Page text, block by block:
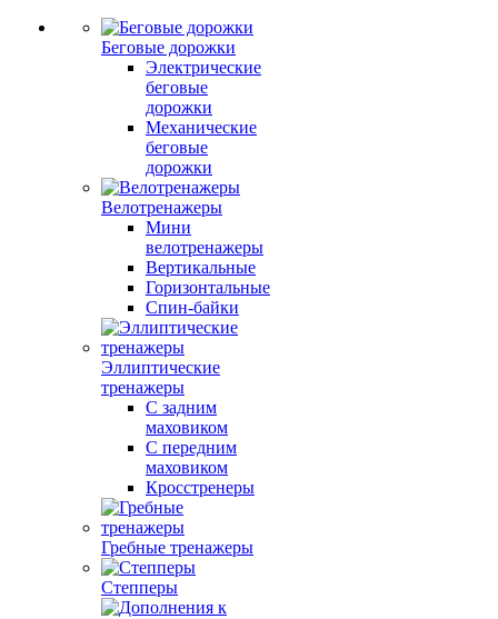
Беговые дорожки
Электрические
беговые
дорожки
Механические
беговые
дорожки
Велотренажеры
Мини
велотренажеры
Вертикальные
Горизонтальные
Спин-байки
Эллиптические
тренажеры
С задним
маховиком
С передним
маховиком
Кросстренеры
Гребные тренажеры
Степперы